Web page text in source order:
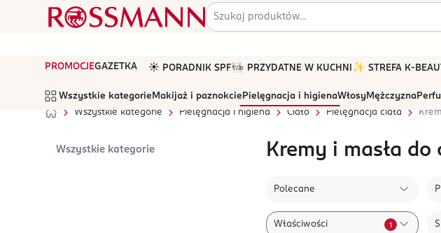
PROMOCJEGAZETKA ☀️ PORADNIK SPF🧑🏻‍🍳 PRZYDATNE W KUCHNI ✨ STREFA K-
Wszystkie kategorie Makijaż i paznokcie Pielęgnacja i higienaWłosyMężczyzna
Wszystkie kategorie
Pielęgnacja i higiena Ciało Pielęgnacja ciała
Wszystkie kategorie Kremy i masła do
Polecane
Właściwości 1